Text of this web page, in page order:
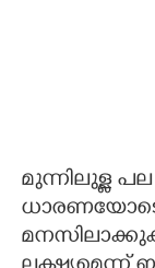
മുന്നിലുള്ള